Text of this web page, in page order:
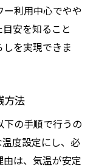
利用中心でやや
安を知ること
を実現できま
方法
の手順で行うの
度設定にし、必
は、気温が安定